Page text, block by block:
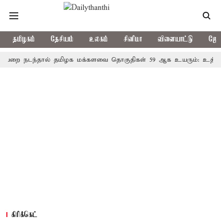
தமிழகம் தேசியம் உலகம் சினிமா விளையாட்டு
நடந்தால் தமிழக மக்களவை தொகுதிகள் 59 ஆக உயரும்: உத்தேச
கிரிக்கெட்